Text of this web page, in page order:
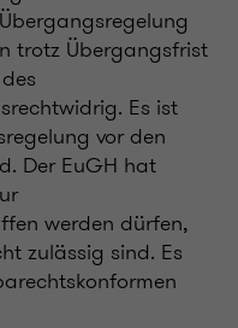
trotz Übergangsfrist
Es ist
vor den
Der EuGH hat
werden dürfen,
zulässig sind. Es